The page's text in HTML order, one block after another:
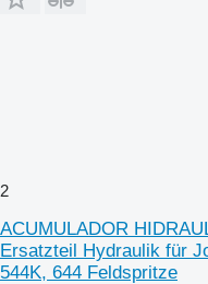
2
ACUMULADOR
Ersatzteil Hydraulik für
544K, 644 Feldspritze